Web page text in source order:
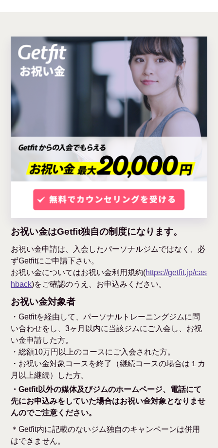
お祝い金はGetfit独自の制度になります。
お祝い金申請は、入会したパーソナルジムではなく、必
ずGetfitにご申請下さい。
お祝い金についてはお祝い金利用規約(https://getfit.jp/cas
hback)をご確認のうえ、お申込みください。
お祝い金対象者
・Getfitを経由して、パーソナルトレーニングジムに問
い合わせをし、3ヶ月以内に当該ジムにご入会し、お祝
い金申請した方。
・総額10万円以上のコースにご入会された方。
・お祝い金対象コースを終了（継続コースの場合は１カ
月以上継続）した方。
・Getfit以外の媒体及びジムのホームページ、電話にて
先にお申込みをしていた場合はお祝い金対象となりませ
んのでご注意ください。
＊Getfit内に記載のないジム独自のキャンペーンは併用
はできません。